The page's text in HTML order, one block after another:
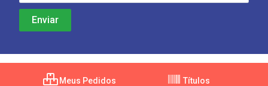
Meus Pedidos Títulos